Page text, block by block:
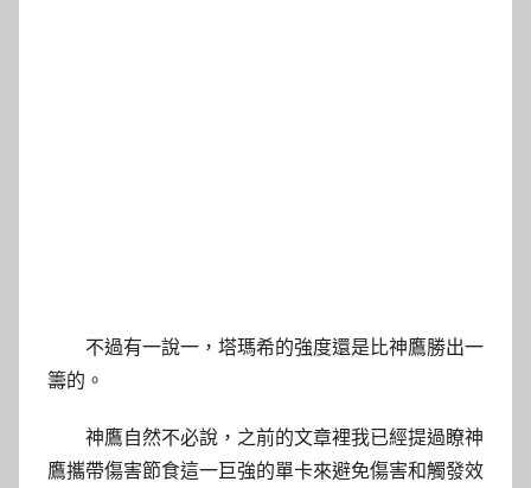
不過有一說一，塔瑪希的強度還是比神鷹勝出一
籌的。
神鷹自然不必說，之前的文章裡我已經提過瞭神
鷹攜帶傷害節食這一巨強的單卡來避免傷害和觸發效